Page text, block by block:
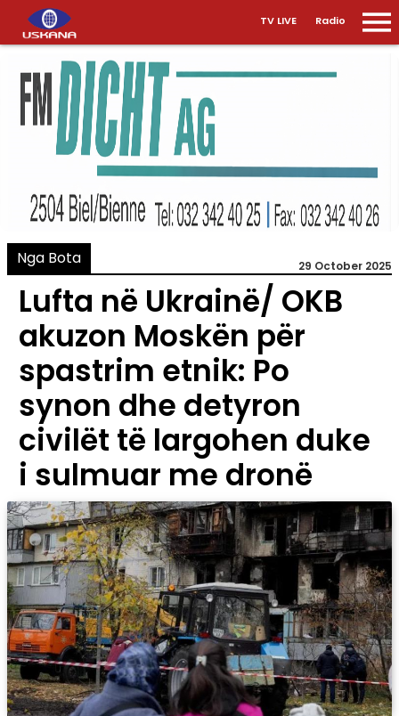
TV LIVE Radio
Nga Bota 29 October 2025
Lufta në Ukrainë/ OKB
akuzon Moskën për
spastrim etnik: Po
synon dhe detyron
civilët të largohen duke
i sulmuar me dronë